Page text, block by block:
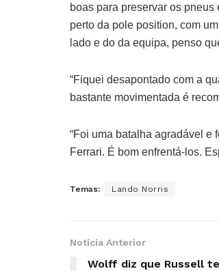
boas para preservar os
perto da pole position, com
lado e do da equipa, penso
“Fiquei desapontado com a
bastante movimentada é
“Foi uma batalha agradável e
Ferrari. É bom enfrentá-los.
Temas: Lando Norris
Notícia Anterior
Wolff diz que Russell